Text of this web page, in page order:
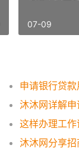
07-09
申请银行贷
沐沐网详解
这样办理工
沐沐网分享